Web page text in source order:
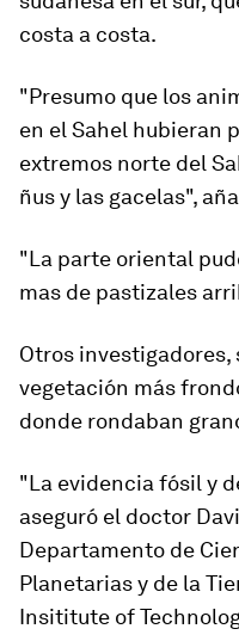
costa a costa.
"Presumo que los
en el Sahel hubieran
extremos norte del
ñus y las gacelas",
"La parte oriental
mas de pastizales
Otros investigadores,
vegetación más
donde rondaban
"La evidencia fósil y
aseguró el doctor
Departamento de
Planetarias y de la
Insititute of